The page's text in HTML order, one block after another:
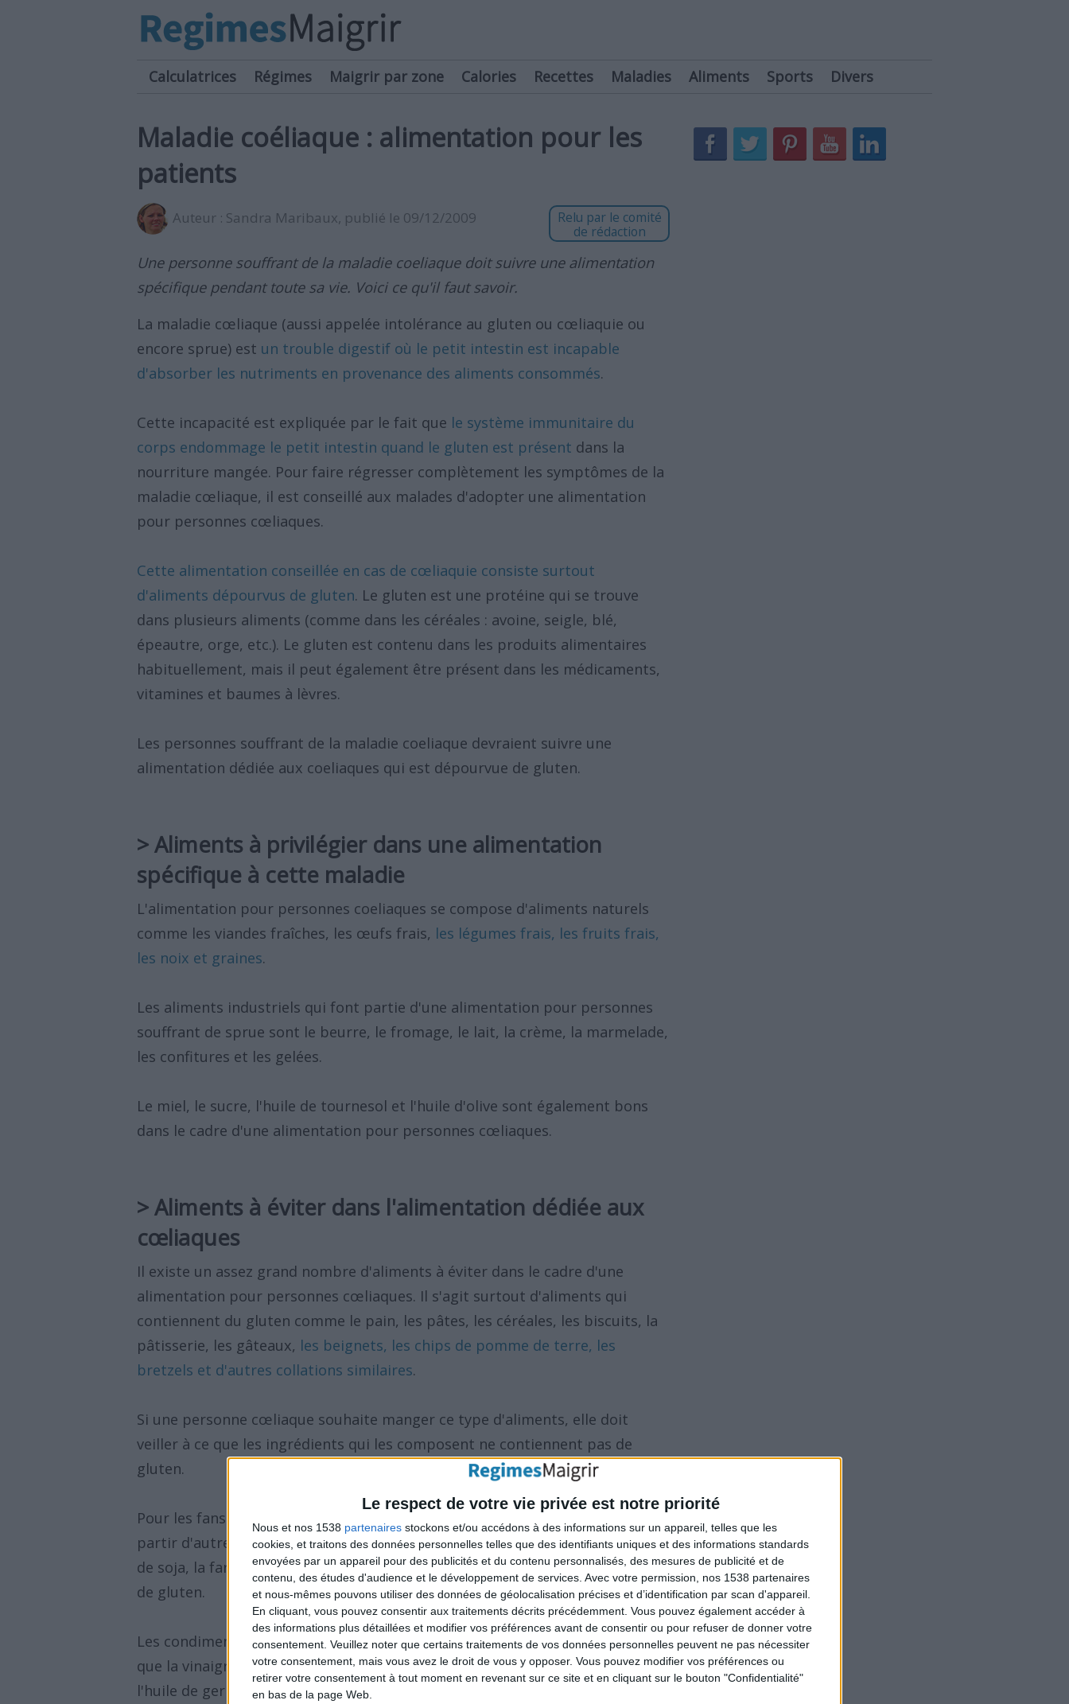
Le respect de votre vie privée est notre priorité
Nous et nos 1538 partenaires stockons et/ou accédons à des informations sur un appareil, telles que les
cookies, et traitons des données personnelles telles que des identifiants uniques et des informations standards
envoyées par un appareil pour des publicités et du contenu personnalisés, des mesures de publicité et de
contenu, des études d'audience et le développement de services. Avec votre permission, nos 1538 partenaires
et nous-mêmes pouvons utiliser des données de géolocalisation précises et d’identification par scan d'appareil.
En cliquant, vous pouvez consentir aux traitements décrits précédemment. Vous pouvez également accéder à
des informations plus détaillées et modifier vos préférences avant de consentir ou pour refuser de donner votre
consentement. Veuillez noter que certains traitements de vos données personnelles peuvent ne pas nécessiter
votre consentement, mais vous avez le droit de vous y opposer. Vous pouvez modifier vos préférences ou
retirer votre consentement à tout moment en revenant sur ce site et en cliquant sur le bouton "Confidentialité"
en bas de la page Web.
Calculatrices Régimes Maigrir par zone Calories Recettes Maladies Aliments Sports Divers
Maladie coéliaque : alimentation pour les
patients
Auteur : Sandra Maribaux, publié le 09/12/2009
Relu par le comité
de rédaction
Une personne souffrant de la maladie coeliaque doit suivre une alimentation
spécifique pendant toute sa vie. Voici ce qu'il faut savoir.
La maladie cœliaque (aussi appelée intolérance au gluten ou cœliaquie ou
encore sprue) est un trouble digestif où le petit intestin est incapable
d'absorber les nutriments en provenance des aliments consommés.
Cette incapacité est expliquée par le fait que le système immunitaire du
corps endommage le petit intestin quand le gluten est présent dans la
nourriture mangée. Pour faire régresser complètement les symptômes de la
maladie cœliaque, il est conseillé aux malades d'adopter une alimentation
pour personnes cœliaques.
Cette alimentation conseillée en cas de cœliaquie consiste surtout
d'aliments dépourvus de gluten. Le gluten est une protéine qui se trouve
dans plusieurs aliments (comme dans les céréales : avoine, seigle, blé,
épeautre, orge, etc.). Le gluten est contenu dans les produits alimentaires
habituellement, mais il peut également être présent dans les médicaments,
vitamines et baumes à lèvres.
Les personnes souffrant de la maladie coeliaque devraient suivre une
alimentation dédiée aux coeliaques qui est dépourvue de gluten.
> Aliments à privilégier dans une alimentation
spécifique à cette maladie
L'alimentation pour personnes coeliaques se compose d'aliments naturels
comme les viandes fraîches, les œufs frais, les légumes frais, les fruits frais,
les noix et graines.
Les aliments industriels qui font partie d'une alimentation pour personnes
souffrant de sprue sont le beurre, le fromage, le lait, la crème, la marmelade,
les confitures et les gelées.
Le miel, le sucre, l'huile de tournesol et l'huile d'olive sont également bons
dans le cadre d'une alimentation pour personnes cœliaques.
> Aliments à éviter dans l'alimentation dédiée aux
cœliaques
Il existe un assez grand nombre d'aliments à éviter dans le cadre d'une
alimentation pour personnes cœliaques. Il s'agit surtout d'aliments qui
contiennent du gluten comme le pain, les pâtes, les céréales, les biscuits, la
pâtisserie, les gâteaux, les beignets, les chips de pomme de terre, les
bretzels et d'autres collations similaires.
Si une personne cœliaque souhaite manger ce type d'aliments, elle doit
veiller à ce que les ingrédients qui les composent ne contiennent pas de
gluten.
Pour les fans de pain et de pâtes, il existe des pains et des pâtes fabriqués à
partir d'autres types de farine comme la farine de pomme de terre, la farine
de soja, la farine de riz et la farine d'haricot. Ces farines ne contiennent pas
de gluten.
Les condiments comme la mayonnaise, la moutarde, la sauce de soja ainsi
que la vinaigre de malt et les huiles de légumes mélangés qui contiennent
l'huile de germes de blé apportent du gluten et doivent être évités.